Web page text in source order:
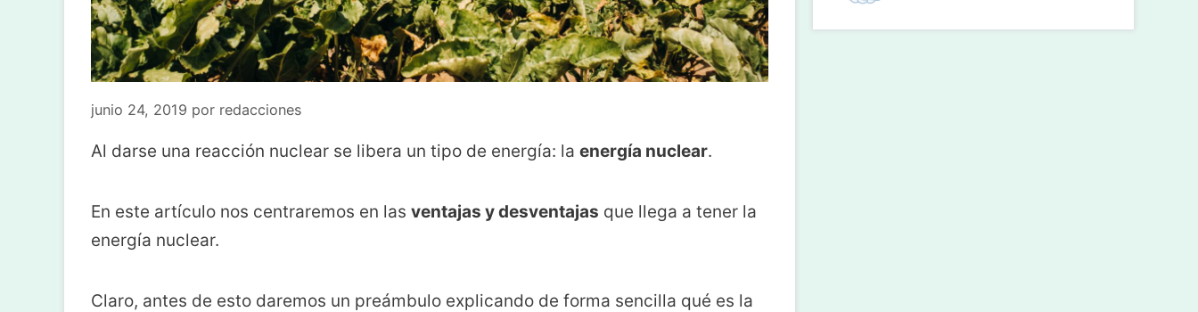
junio 24, 2019 por redacciones
Al darse una reacción nuclear se libera un tipo de energía: la energía nuclear.
En este artículo nos centraremos en las ventajas y desventajas que llega a tener la
energía nuclear.
Claro, antes de esto daremos un preámbulo explicando de forma sencilla qué es la